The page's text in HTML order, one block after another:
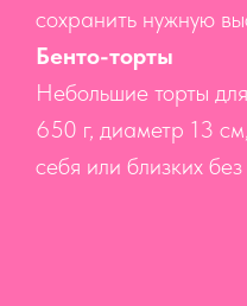
сохранить нужную
Бенто-торты
Небольшие торты
650 г, диаметр 13
себя или близких